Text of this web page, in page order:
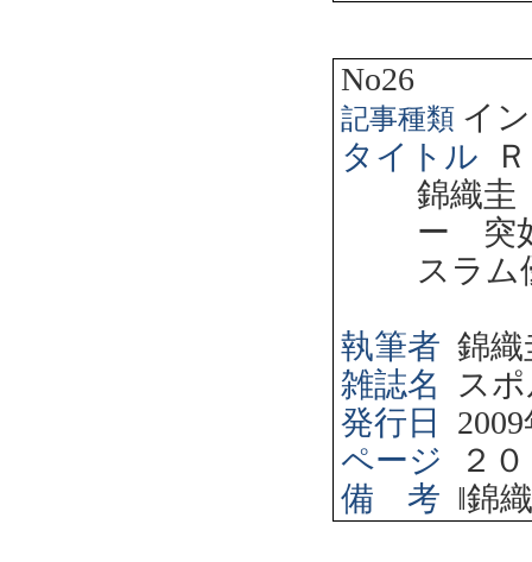
No26
記事種類 イ
タイトル
錦織
ー 突
スラム
執筆者 錦織
雑誌名
ス
発行日
2009
ページ
２
備 考 ‖錦